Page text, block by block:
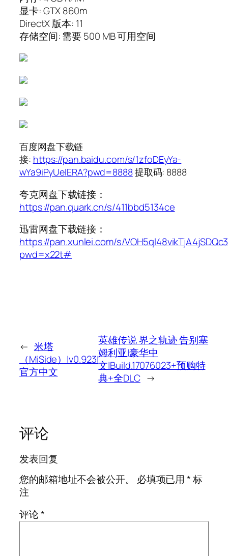
显卡: GTX 860m
DirectX 版本: 11
存储空间: 需要 500 MB 可用空间
百度网盘下载链
接: https://pan.baidu.com/s/1zfoDEyYa-
wYa9iPyUeIERA?pwd=8888提取码: 8888
夸克网盘下载链接：
https://pan.quark.cn/s/411bbd5134ce
迅雷网盘下载链接：
https://pan.xunlei.com/s/
pwd=x22t#
← 米塔
（MiSide）|v0.923|
官方中文
英雄传说 界之轨迹 告别塞
姆利亚|豪华中
文|Build.17076023+预购特
典+全DLC →
评论
发表回复
您的邮箱地址不会被公开。
必填项已用*标
注
评论*